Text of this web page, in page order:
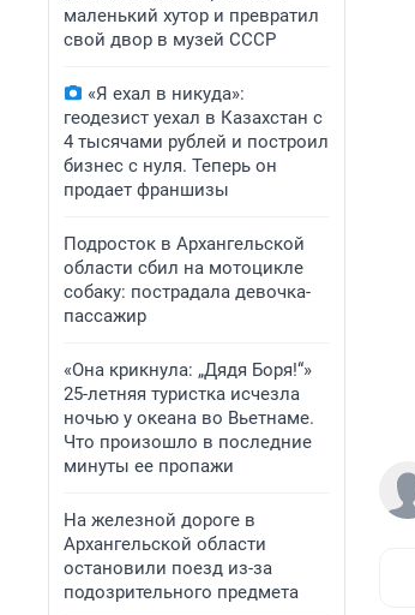
маленький хутор и превратил
свой двор в музей СССР
«Я ехал в никуда»:
геодезист уехал в Казахстан с
4 тысячами рублей и построил
бизнес с нуля. Теперь он
продает франшизы
Подросток в Архангельской
области сбил на мотоцикле
собаку: пострадала девочка-
пассажир
«Она крикнула: „Дядя Боря!“»
25-летняя туристка исчезла
ночью у океана во Вьетнаме.
Что произошло в последние
минуты ее пропажи
На железной дороге в
Архангельской области
остановили поезд из-за
подозрительного предмета